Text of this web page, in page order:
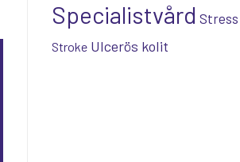
Specialistvård Stress
Stroke Ulcerös kolit